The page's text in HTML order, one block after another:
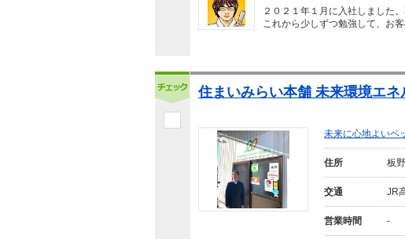
２０２１年１月に入社しました
これから少しずつ勉強して、お
住まいみらい本舗 未来環境エネ
未来に心地よいペ
住所 板
交通 JR
営業時間 -